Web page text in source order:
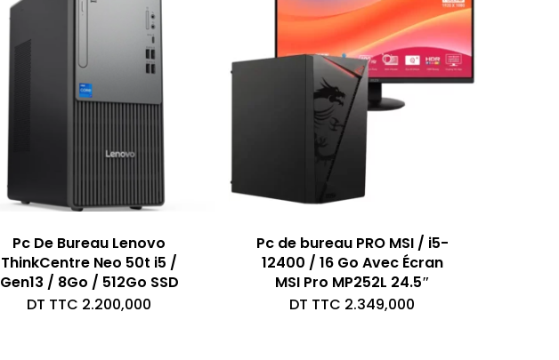
Pc De Bureau Lenovo
ThinkCentre Neo 50t i5 /
Gen13 / 8Go / 512Go SSD
DT TTC 2.200,000
Pc de bureau PRO MSI / i5-
12400 / 16 Go Avec Écran
MSI Pro MP252L 24.5″
DT TTC 2.349,000